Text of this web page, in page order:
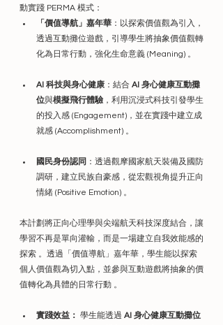
動實踐 PERMA 模式：
「價值導航」嘉年華 ：以探索價值觀為引入，
透過互動攤位遊戲，引導學生將抽象價值觀轉
化為日常行動，強化生命意義 (Meaning) 。
AI 科技與身心健康 ：結合 AI 身心健康互動攤
位與模擬飛行體驗 ，利用沉浸式科技引發學生
的投入感 (Engagement)，並在實踐中建立成
就感 (Accomplishment) 。
國民身份認同 ：透過觀摩國家航天裝備及國防
調研，建立民族自豪感，從宏觀視角提升正向
情緒 (Positive Emotion) 。
本計劃將正向心理學與尖端航天科技深度結合，讓
學習不再是單向灌輸，而是一場建立自我效能感的
探索 。透過「價值導航」嘉年華，學生能以探索
個人價值觀為切入點，並參與互動遊戲將抽象的價
值轉化為具體的日常行動 。
實踐效益： 學生能透過 AI 身心健康互動攤位